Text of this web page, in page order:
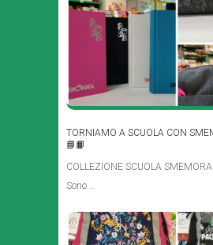
TORNIAMO A SCUOLA CON
📘📙
COLLEZIONE SCUOLA
Sono...